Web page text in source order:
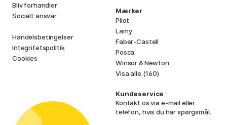
Bliv forhandler
Socialt ansvar
Handelsbetingelser
Integritetspolitik
Cookies
Mærker
Pilot
Lamy
Faber-Castell
Posca
Winsor & Newton
Visa alle (160)
Kundeservice
Kontakt osvia e-mail eller
telefon, hvis du har spørgsmål.